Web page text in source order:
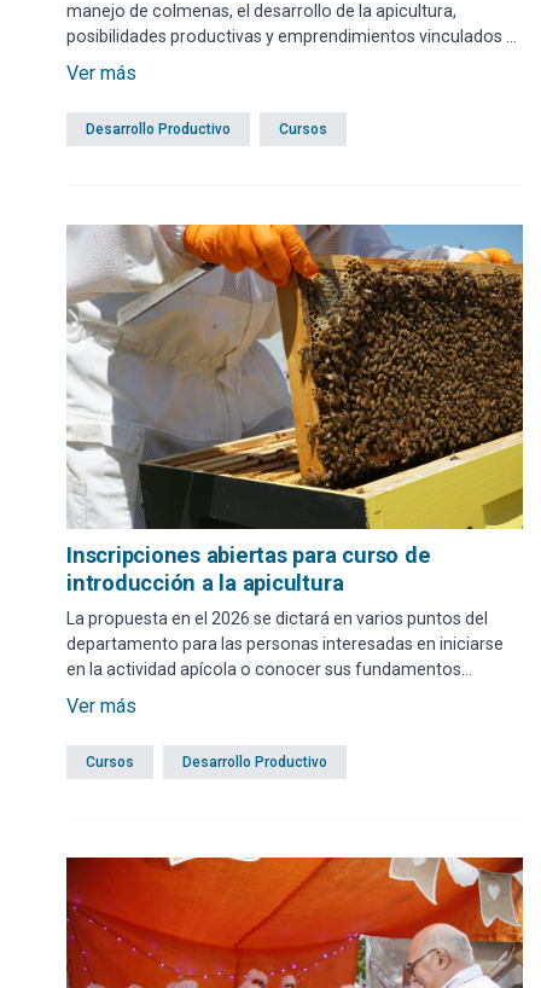
manejo de colmenas, el desarrollo de la apicultura,
posibilidades productivas y emprendimientos vinculados al
sector. El formulario web se encuentra disponible hasta el
Ver más
Desarrollo Productivo Cursos
Inscripciones abiertas para curso de
introducción a la apicultura
La propuesta en el 2026 se dictará en varios puntos del
departamento para las personas interesadas en iniciarse
en la actividad apícola o conocer sus fundamentos
productivos. Las anotaciones se realizan mediante
Ver más
Cursos Desarrollo Productivo